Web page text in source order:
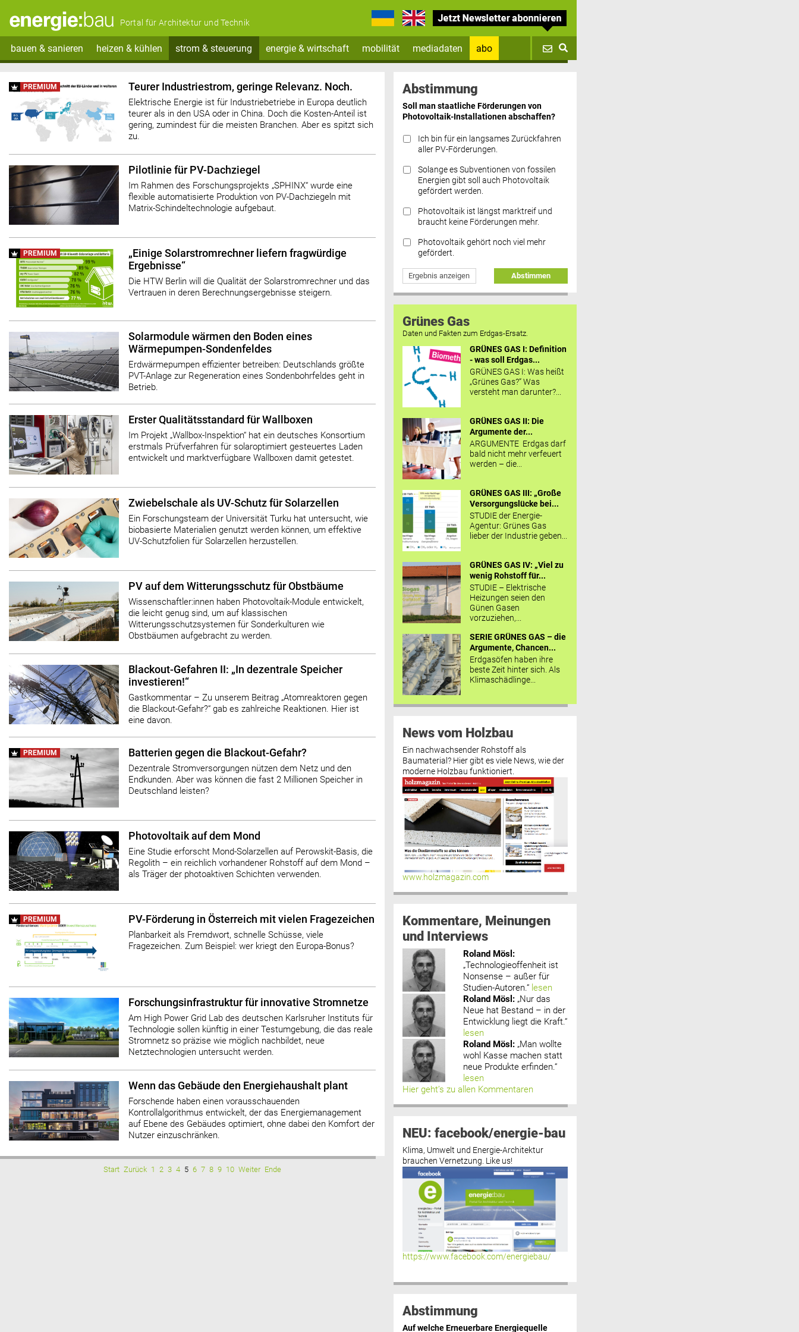
Portal für Architektur und Technik
bauen & sanieren heizen & kühlen strom & steuerung energie & wirtschaft mobilität mediadaten
abo
Datenschutz FAQs
PREMIUM Teurer Industriestrom, geringe Relevanz. Noch.
Elektrische Energie ist für Industriebetriebe in Europa deutlich
teurer als in den USA oder in China. Doch die Kosten-Anteil ist
gering, zumindest für die meisten Branchen. Aber es spitzt sich
zu.
Pilotlinie für PV-Dachziegel
Im Rahmen des Forschungsprojekts „SPHINX“ wurde eine
flexible automatisierte Produktion von PV-Dachziegeln mit
Matrix-Schindeltechnologie aufgebaut.
PREMIUM
„Einige Solarstromrechner liefern fragwürdige
Ergebnisse“
Die HTW Berlin will die Qualität der Solarstromrechner und das
Vertrauen in deren Berechnungsergebnisse steigern.
Solarmodule wärmen den Boden eines
Wärmepumpen-Sondenfeldes
Erdwärmepumpen effizienter betreiben: Deutschlands größte
PVT-Anlage zur Regeneration eines Sondenbohrfeldes geht in
Betrieb.
Erster Qualitätsstandard für Wallboxen
Im Projekt „Wallbox-Inspektion“ hat ein deutsches Konsortium
erstmals Prüfverfahren für solaroptimiert gesteuertes Laden
entwickelt und marktverfügbare Wallboxen damit getestet.
Zwiebelschale als UV-Schutz für Solarzellen
Ein Forschungsteam der Universität Turku hat untersucht, wie
biobasierte Materialien genutzt werden können, um effektive
UV-Schutzfolien für Solarzellen herzustellen.
PV auf dem Witterungsschutz für Obstbäume
Wissenschaftler:innen haben Photovoltaik-Module entwickelt,
die leicht genug sind, um auf klassischen
Witterungsschutzsystemen für Sonderkulturen wie
Obstbäumen aufgebracht zu werden.
Blackout-Gefahren II: „In dezentrale Speicher
investieren!“
Gastkommentar – Zu unserem Beitrag „Atomreaktoren gegen
die Blackout-Gefahr?“ gab es zahlreiche Reaktionen. Hier ist
eine davon.
PREMIUM Batterien gegen die Blackout-Gefahr?
Dezentrale Stromversorgungen nützen dem Netz und den
Endkunden. Aber was können die fast 2 Millionen Speicher in
Deutschland leisten?
Photovoltaik auf dem Mond
Eine Studie erforscht Mond-Solarzellen auf Perowskit-Basis, die
Regolith – ein reichlich vorhandener Rohstoff auf dem Mond –
als Träger der photoaktiven Schichten verwenden.
PREMIUM PV-Förderung in Österreich mit vielen Fragezeichen
Planbarkeit als Fremdwort, schnelle Schüsse, viele
Fragezeichen. Zum Beispiel: wer kriegt den Europa-Bonus?
Forschungsinfrastruktur für innovative Stromnetze
Am High Power Grid Lab des deutschen Karlsruher Instituts für
Technologie sollen künftig in einer Testumgebung, die das reale
Stromnetz so präzise wie möglich nachbildet, neue
Netztechnologien untersucht werden.
Wenn das Gebäude den Energiehaushalt plant
Forschende haben einen vorausschauenden
Kontrollalgorithmus entwickelt, der das Energiemanagement
auf Ebene des Gebäudes optimiert, ohne dabei den Komfort der
Nutzer einzuschränken.
Start Zurück 1 2 3 4 5 6 7 8 9 10 Weiter Ende
Abstimmung
Soll man staatliche Förderungen von
Photovoltaik-Installationen abschaffen?
Ich bin für ein langsames Zurückfahren
aller PV-Förderungen.
Solange es Subventionen von fossilen
Energien gibt soll auch Photovoltaik
gefördert werden.
Photovoltaik ist längst marktreif und
braucht keine Förderungen mehr.
Photovoltaik gehört noch viel mehr
gefördert.
Ergebnis anzeigen Abstimmen
Grünes Gas
Daten und Fakten zum Erdgas-Ersatz.
GRÜNES GAS I: Definition
- was soll Erdgas...
GRÜNES GAS I: Was heißt
„Grünes Gas?“ Was
versteht man darunter?...
GRÜNES GAS II: Die
Argumente der...
ARGUMENTE Erdgas darf
bald nicht mehr verfeuert
werden – die...
GRÜNES GAS III: „Große
Versorgungslücke bei...
STUDIE der Energie-
Agentur: Grünes Gas
lieber der Industrie geben...
GRÜNES GAS IV: „Viel zu
wenig Rohstoff für...
STUDIE – Elektrische
Heizungen seien den
Günen Gasen
vorzuziehen,...
SERIE GRÜNES GAS – die
Argumente, Chancen...
Erdgasöfen haben ihre
beste Zeit hinter sich. Als
Klimaschädlinge...
News vom Holzbau
Ein nachwachsender Rohstoff als
Baumaterial? Hier gibt es viele News, wie der
moderne Holzbau funktioniert.
www.holzmagazin.com
Kommentare, Meinungen
und Interviews
Roland Mösl :
„Technologieoffenheit ist
Nonsense – außer für
Studien-Autoren.“ lesen
Roland Mösl : „Nur das
Neue hat Bestand – in der
Entwicklung liegt die Kraft.“
lesen
Roland Mösl : „Man wollte
wohl Kasse machen statt
neue Produkte erfinden.“
lesen
Hier geht’s zu allen Kommentaren
NEU: facebook/energie-bau
Klima, Umwelt und Energie-Architektur
brauchen Vernetzung. Like us!
https://www.facebook.com/energiebau/
Abstimmung
Auf welche Erneuerbare Energiequelle